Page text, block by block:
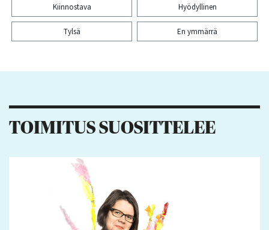
Kiinnostava Hyödyllinen
Tylsä En ymmärrä
TOIMITUS SUOSITTELEE